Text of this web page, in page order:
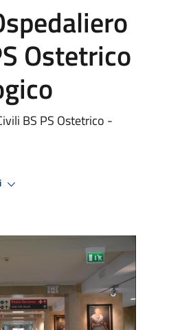
Ostetrico
BS PS Ostetrico -